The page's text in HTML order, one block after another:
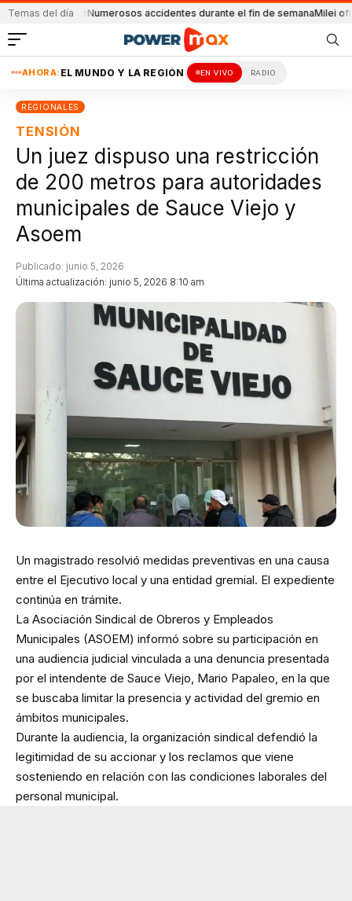
Temas del día
familiar Numerosos accidentes durante el fin de semanaMilei oficializó el
AHORA: EL MUNDO Y LA REGIÓN EN VIVO RADIO
REGIONALES
TENSIÓN
Un juez dispuso una restricción
de 200 metros para autoridades
municipales de Sauce Viejo y
Asoem
Última actualización: junio 5, 2026 8:10 am
Publicado: junio 5, 2026
Un magistrado resolvió medidas preventivas en una causa
entre el Ejecutivo local y una entidad gremial. El expediente
continúa en trámite.
La Asociación Sindical de Obreros y Empleados
Municipales (ASOEM) informó sobre su participación en
una audiencia judicial vinculada a una denuncia presentada
por el intendente de Sauce Viejo, Mario Papaleo, en la que
se buscaba limitar la presencia y actividad del gremio en
ámbitos municipales.
Durante la audiencia, la organización sindical defendió la
legitimidad de su accionar y los reclamos que viene
sosteniendo en relación con las condiciones laborales del
personal municipal.